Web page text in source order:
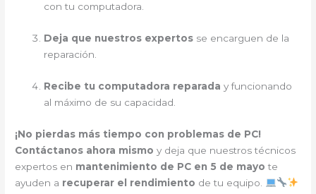
con tu computadora.
Deja que nuestros expertos se encarguen de la
reparación.
Recibe tu computadora reparada y funcionando
al máximo de su capacidad.
¡No pierdas más tiempo con problemas de PC!
Contáctanos ahora mismo y deja que nuestros técnicos
expertos en mantenimiento de PC en 5 de mayo te
ayuden a recuperar el rendimiento de tu equipo.